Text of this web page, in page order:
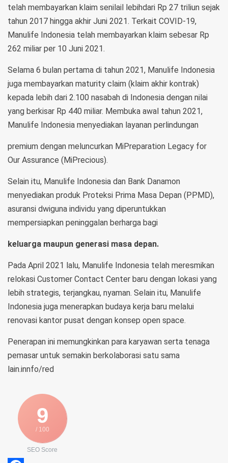
telah membayarkan klaim senilail lebihdari Rp 27 triliun sejak
tahun 2017 hingga akhir Juni 2021. Terkait COVID-19,
Manulife Indonesia telah membayarkan klaim sebesar Rp
262 miliar per 10 Juni 2021.
Selama 6 bulan pertama di tahun 2021, Manulife Indonesia
juga membayarkan maturity claim (klaim akhir kontrak)
kepada lebih dari 2.100 nasabah di Indonesia dengan nilai
yang berkisar Rp 440 miliar. Membuka awal tahun 2021,
Manulife Indonesia menyediakan layanan perlindungan
premium dengan meluncurkan MiPreparation Legacy for
Our Assurance (MiPrecious).
Selain itu, Manulife Indonesia dan Bank Danamon
menyediakan produk Proteksi Prima Masa Depan (PPMD),
asuransi dwiguna individu yang diperuntukkan
mempersiapkan peninggalan berharga bagi
keluarga maupun generasi masa depan.
Pada April 2021 lalu, Manulife Indonesia telah meresmikan
relokasi Customer Contact Center baru dengan lokasi yang
lebih strategis, terjangkau, nyaman. Selain itu, Manulife
Indonesia juga menerapkan budaya kerja baru melalui
renovasi kantor pusat dengan konsep open space.
Penerapan ini memungkinkan para karyawan serta tenaga
pemasar untuk semakin berkolaborasi satu sama
lain.innfo/red
9
/ 100
SEO Score